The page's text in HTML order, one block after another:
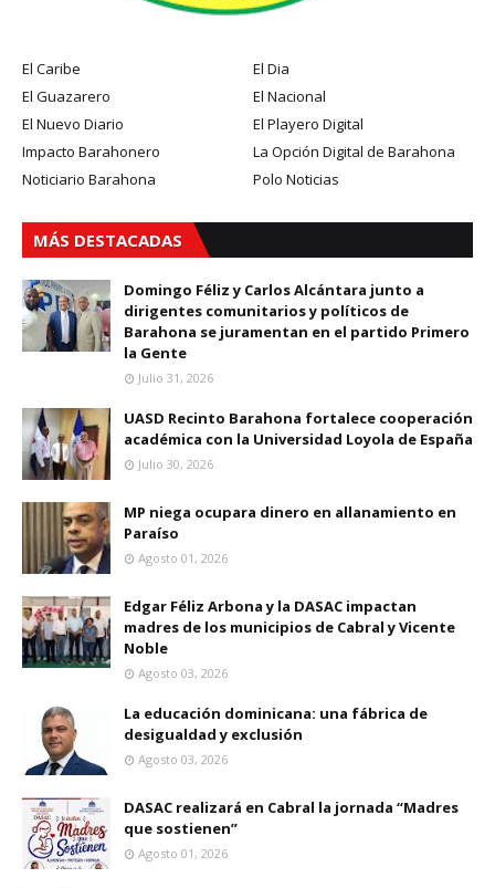
El Caribe
El Dia
El Guazarero
El Nacional
El Nuevo Diario
El Playero Digital
Impacto Barahonero
La Opción Digital de Barahona
Noticiario Barahona
Polo Noticias
MÁS DESTACADAS
Domingo Féliz y Carlos Alcántara junto a
dirigentes comunitarios y políticos de
Barahona se juramentan en el partido Primero
la Gente
Julio 31, 2026
UASD Recinto Barahona fortalece cooperación
académica con la Universidad Loyola de España
Julio 30, 2026
MP niega ocupara dinero en allanamiento en
Paraíso
Agosto 01, 2026
Edgar Féliz Arbona y la DASAC impactan
madres de los municipios de Cabral y Vicente
Noble
Agosto 03, 2026
La educación dominicana: una fábrica de
desigualdad y exclusión
Agosto 03, 2026
DASAC realizará en Cabral la jornada “Madres
que sostienen”
Agosto 01, 2026